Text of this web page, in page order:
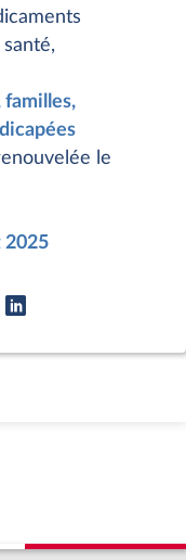
santé,
familles,
le
2025